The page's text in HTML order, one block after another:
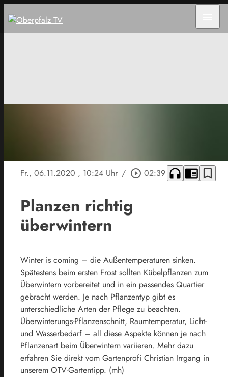
Fr., 06.11.2020 , 10:24 Uhr / play_circle_outline 02:39 headphones chrome_reader_mode bookmark_border
Planzen richtig
überwintern
Winter is coming – die Außentemperaturen sinken.
Spätestens beim ersten Frost sollten Kübelpflanzen zum
Überwintern vorbereitet und in ein passendes Quartier
gebracht werden. Je nach Pflanzentyp gibt es
unterschiedliche Arten der Pflege zu beachten.
Überwinterungs-Pflanzenschnitt, Raumtemperatur, Licht-
und Wasserbedarf – all diese Aspekte können je nach
Pflanzenart beim Überwintern variieren. Mehr dazu
erfahren Sie direkt vom Gartenprofi Christian Irrgang in
unserem OTV-Gartentipp. (mh)